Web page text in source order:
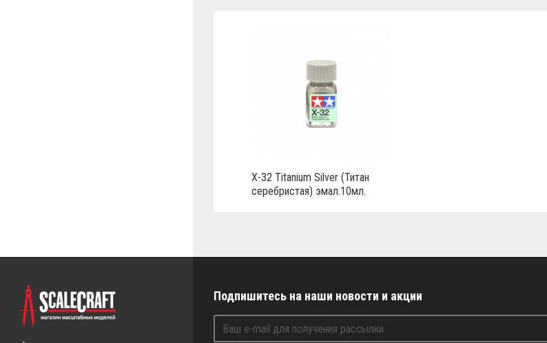
Х-32 Titanium Silver (Титан
серебристая) эмал.10мл.
Подпишитесь на наши новости и акции